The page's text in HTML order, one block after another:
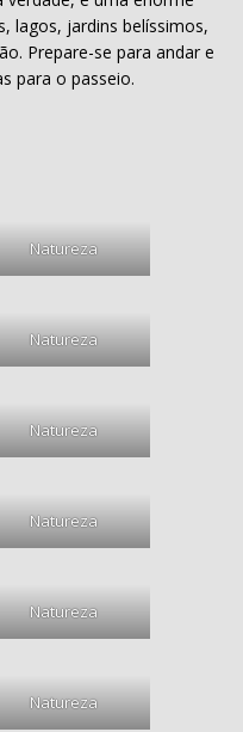
lagos, jardins belíssimos,
Prepare-se para andar e
para o passeio.
Natureza
Natureza
Natureza
Natureza
Natureza
Natureza